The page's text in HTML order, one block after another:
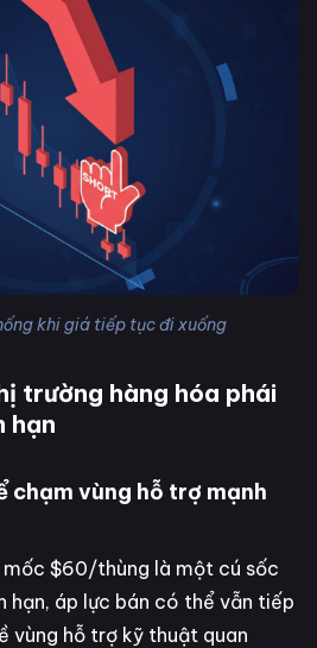
khi giá tiếp tục đi xuống
trường hàng hóa phái
hạn
chạm vùng hỗ trợ mạnh
mốc $60/thùng là một cú sốc
hạn, áp lực bán có thể vẫn tiếp
vùng hỗ trợ kỹ thuật quan